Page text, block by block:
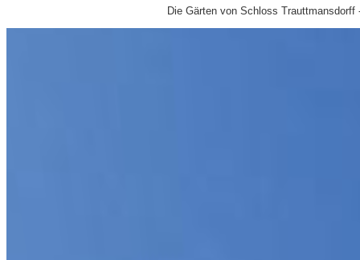
Die Gärten von Schloss